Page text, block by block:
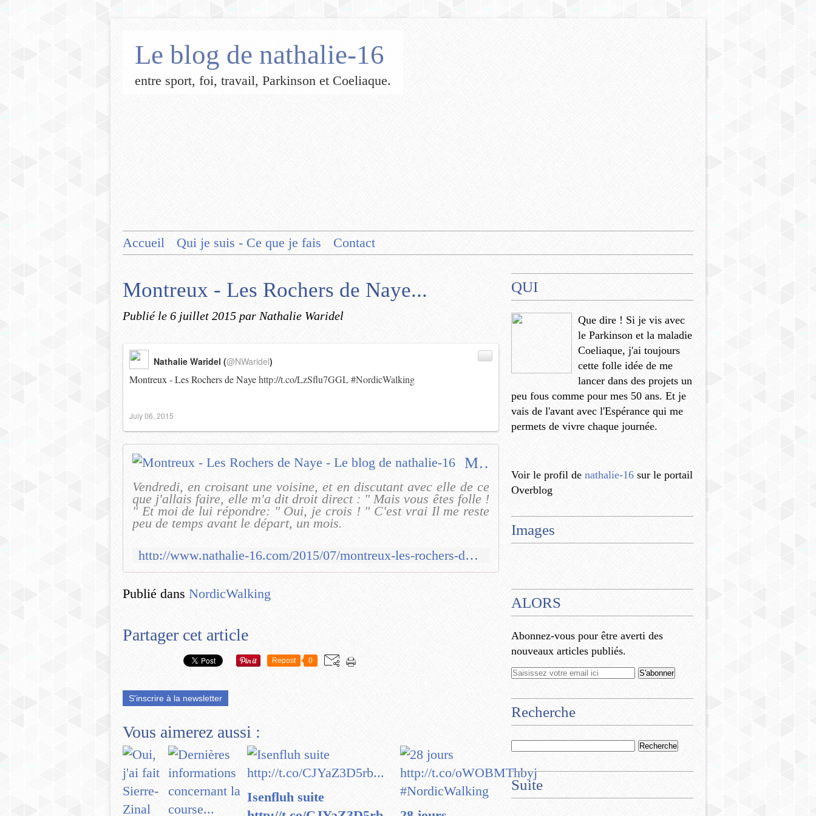
Le blog de nathalie-16
entre sport, foi, travail, Parkinson et Coeliaque.
Accueil Qui je suis - Ce que je fais Contact
Montreux - Les Rochers de Naye...
Publié le 6 juillet 2015 par Nathalie Waridel
Montreux - Les Rochers de Nayehttp://t.co/LzSflu7GGL#NordicWalking
Nathalie Waridel (@NWaridel)
July 06, 2015
Montreux - Les Rochers de Naye - Le blog de nathalie-16
Vendredi, en croisant une voisine, et en discutant avec elle de ce
que j'allais faire, elle m'a dit droit direct : " Mais vous êtes folle !
" Et moi de lui répondre: " Oui, je crois ! " C'est vrai Il me reste
peu de temps avant le départ, un mois.
http://www.nathalie-16.com/2015/07/montreux-les-rochers-de-naye.html
Publié dans NordicWalking
Partager cet article
Repost 0
S'inscrire à la newsletter
Vous aimerez aussi :
Isenfluh suite
QUI
Que dire ! Si je vis avec
le Parkinson et la maladie
Coeliaque, j'ai toujours
cette folle idée de me
lancer dans des projets un
peu fous comme pour mes 50 ans. Et je
vais de l'avant avec l'Espérance qui me
permets de vivre chaque journée.
Voir le profil de nathalie-16 sur le portail
Overblog
Images
ALORS
Abonnez-vous pour être averti des
nouveaux articles publiés.
Recherche
Suite